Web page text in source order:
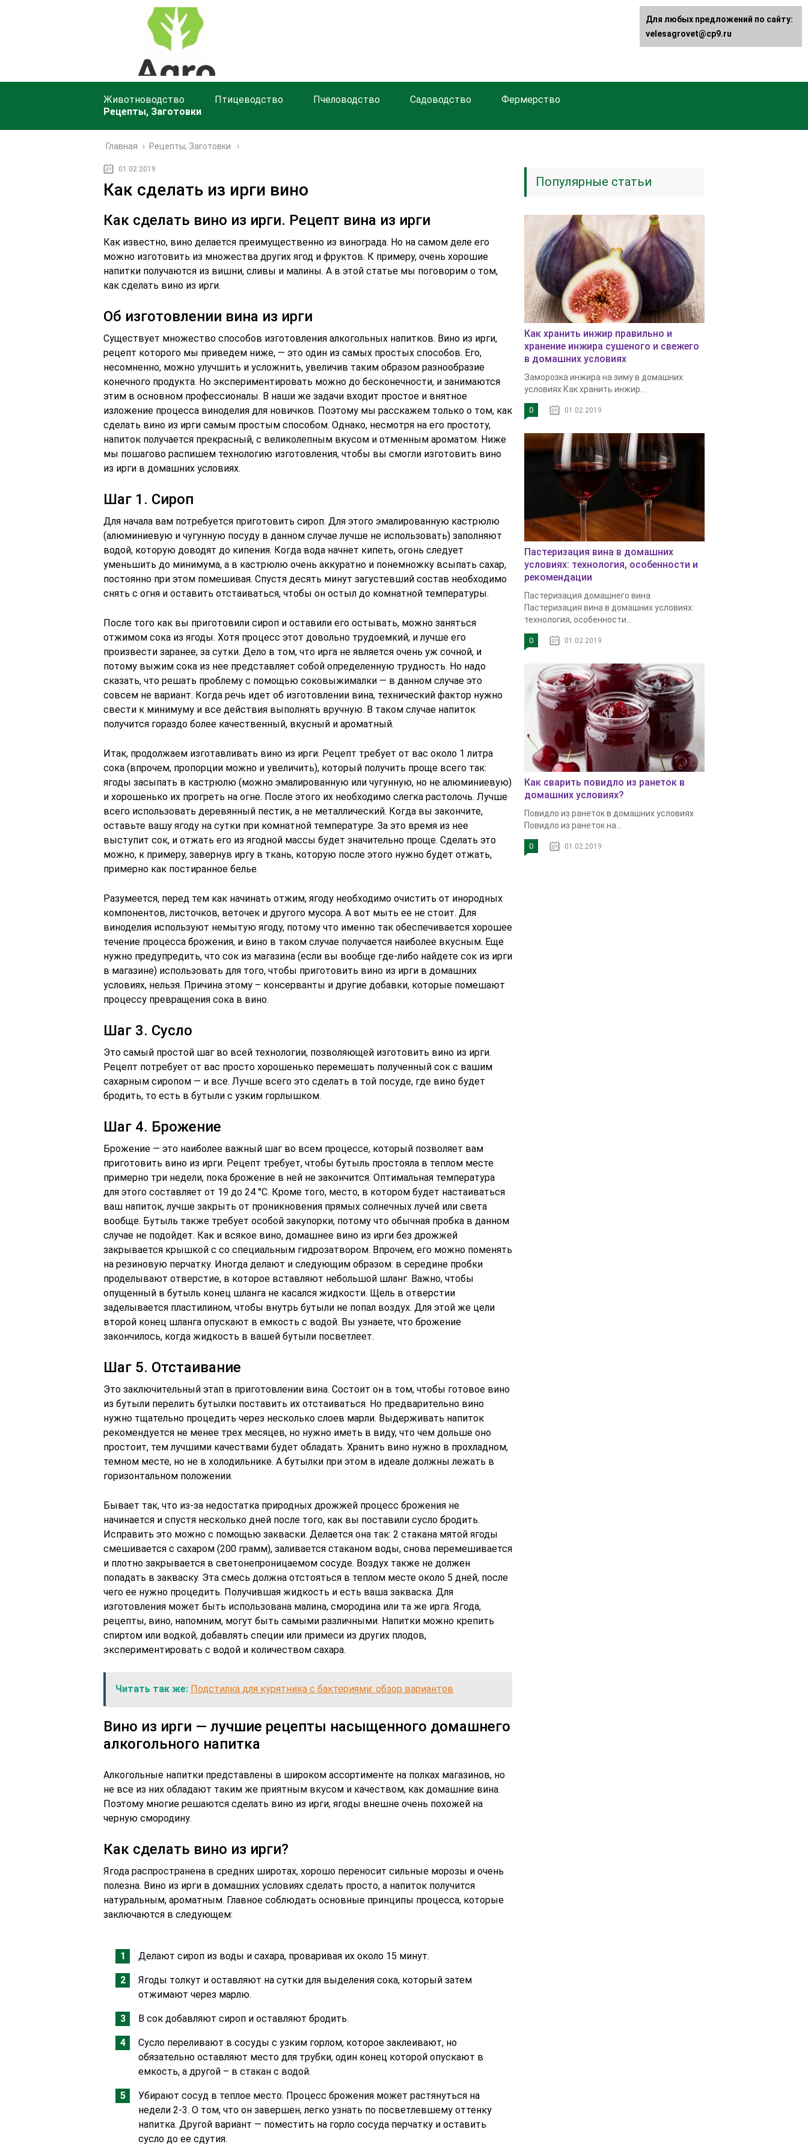
Животноводство Птицеводство Пчеловодство Садоводство
Фермерство
Рецепты, Заготовки
Главная › Рецепты, Заготовки
01.02.2019
Как сделать из ирги вино
Как сделать вино из ирги. Рецепт вина из ирги
Как известно, вино делается преимущественно из винограда. Но на самом деле его
можно изготовить из множества других ягод и фруктов. К примеру, очень хорошие
напитки получаются из вишни, сливы и малины. А в этой статье мы поговорим о том,
как сделать вино из ирги.
Об изготовлении вина из ирги
Существует множество способов изготовления алкогольных напитков. Вино из ирги,
рецепт которого мы приведем ниже, — это один из самых простых способов. Его,
несомненно, можно улучшить и усложнить, увеличив таким образом разнообразие
конечного продукта. Но экспериментировать можно до бесконечности, и занимаются
этим в основном профессионалы. В наши же задачи входит простое и внятное
изложение процесса виноделия для новичков. Поэтому мы расскажем только о том, как
сделать вино из ирги самым простым способом. Однако, несмотря на его простоту,
напиток получается прекрасный, с великолепным вкусом и отменным ароматом. Ниже
мы пошагово распишем технологию изготовления, чтобы вы смогли изготовить вино
из ирги в домашних условиях.
Шаг 1. Сироп
Для начала вам потребуется приготовить сироп. Для этого эмалированную кастрюлю
(алюминиевую и чугунную посуду в данном случае лучше не использовать) заполняют
водой, которую доводят до кипения. Когда вода начнет кипеть, огонь следует
уменьшить до минимума, а в кастрюлю очень аккуратно и понемножку всыпать сахар,
постоянно при этом помешивая. Спустя десять минут загустевший состав необходимо
снять с огня и оставить отстаиваться, чтобы он остыл до комнатной температуры.
После того как вы приготовили сироп и оставили его остывать, можно заняться
отжимом сока из ягоды. Хотя процесс этот довольно трудоемкий, и лучше его
произвести заранее, за сутки. Дело в том, что ирга не является очень уж сочной, и
потому выжим сока из нее представляет собой определенную трудность. Но надо
сказать, что решать проблему с помощью соковыжималки — в данном случае это
совсем не вариант. Когда речь идет об изготовлении вина, технический фактор нужно
свести к минимуму и все действия выполнять вручную. В таком случае напиток
получится гораздо более качественный, вкусный и ароматный.
Итак, продолжаем изготавливать вино из ирги. Рецепт требует от вас около 1 литра
сока (впрочем, пропорции можно и увеличить), который получить проще всего так:
ягоды засыпать в кастрюлю (можно эмалированную или чугунную, но не алюминиевую)
и хорошенько их прогреть на огне. После этого их необходимо слегка растолочь. Лучше
всего использовать деревянный пестик, а не металлический. Когда вы закончите,
оставьте вашу ягоду на сутки при комнатной температуре. За это время из нее
выступит сок, и отжать его из ягодной массы будет значительно проще. Сделать это
можно, к примеру, завернув иргу в ткань, которую после этого нужно будет отжать,
примерно как постиранное белье.
Разумеется, перед тем как начинать отжим, ягоду необходимо очистить от инородных
компонентов, листочков, веточек и другого мусора. А вот мыть ее не стоит. Для
виноделия используют немытую ягоду, потому что именно так обеспечивается хорошее
течение процесса брожения, и вино в таком случае получается наиболее вкусным. Еще
нужно предупредить, что сок из магазина (если вы вообще где-либо найдете сок из ирги
в магазине) использовать для того, чтобы приготовить вино из ирги в домашних
условиях, нельзя. Причина этому – консерванты и другие добавки, которые помешают
процессу превращения сока в вино.
Шаг 3. Сусло
Это самый простой шаг во всей технологии, позволяющей изготовить вино из ирги.
Рецепт потребует от вас просто хорошенько перемешать полученный сок с вашим
сахарным сиропом — и все. Лучше всего это сделать в той посуде, где вино будет
бродить, то есть в бутыли с узким горлышком.
Шаг 4. Брожение
Брожение — это наиболее важный шаг во всем процессе, который позволяет вам
приготовить вино из ирги. Рецепт требует, чтобы бутыль простояла в теплом месте
примерно три недели, пока брожение в ней не закончится. Оптимальная температура
для этого составляет от 19 до 24 °С. Кроме того, место, в котором будет настаиваться
ваш напиток, лучше закрыть от проникновения прямых солнечных лучей или света
вообще. Бутыль также требует особой закупорки, потому что обычная пробка в данном
случае не подойдет. Как и всякое вино, домашнее вино из ирги без дрожжей
закрывается крышкой с со специальным гидрозатвором. Впрочем, его можно поменять
на резиновую перчатку. Иногда делают и следующим образом: в середине пробки
проделывают отверстие, в которое вставляют небольшой шланг. Важно, чтобы
опущенный в бутыль конец шланга не касался жидкости. Щель в отверстии
заделывается пластилином, чтобы внутрь бутыли не попал воздух. Для этой же цели
второй конец шланга опускают в емкость с водой. Вы узнаете, что брожение
закончилось, когда жидкость в вашей бутыли посветлеет.
Шаг 5. Отстаивание
Это заключительный этап в приготовлении вина. Состоит он в том, чтобы готовое вино
из бутыли перелить бутылки поставить их отстаиваться. Но предварительно вино
нужно тщательно процедить через несколько слоев марли. Выдерживать напиток
рекомендуется не менее трех месяцев, но нужно иметь в виду, что чем дольше оно
простоит, тем лучшими качествами будет обладать. Хранить вино нужно в прохладном,
темном месте, но не в холодильнике. А бутылки при этом в идеале должны лежать в
горизонтальном положении.
Бывает так, что из-за недостатка природных дрожжей процесс брожения не
начинается и спустя несколько дней после того, как вы поставили сусло бродить.
Исправить это можно с помощью закваски. Делается она так: 2 стакана мятой ягоды
смешивается с сахаром (200 грамм), заливается стаканом воды, снова перемешивается
и плотно закрывается в светонепроницаемом сосуде. Воздух также не должен
попадать в закваску. Эта смесь должна отстояться в теплом месте около 5 дней, после
чего ее нужно процедить. Получившая жидкость и есть ваша закваска. Для
изготовления может быть использована малина, смородина или та же ирга. Ягода,
рецепты, вино, напомним, могут быть самыми различными. Напитки можно крепить
спиртом или водкой, добавлять специи или примеси из других плодов,
экспериментировать с водой и количеством сахара.
Читать так же: Подстилка для курятника с бактериями: обзор вариантов
Вино из ирги — лучшие рецепты насыщенного домашнего
алкогольного напитка
Алкогольные напитки представлены в широком ассортименте на полках магазинов, но
не все из них обладают таким же приятным вкусом и качеством, как домашние вина.
Поэтому многие решаются сделать вино из ирги, ягоды внешне очень похожей на
черную смородину.
Как сделать вино из ирги?
Ягода распространена в средних широтах, хорошо переносит сильные морозы и очень
полезна. Вино из ирги в домашних условиях сделать просто, а напиток получится
натуральным, ароматным. Главное соблюдать основные принципы процесса, которые
заключаются в следующем:
Делают сироп из воды и сахара, проваривая их около 15 минут.
Ягоды толкут и оставляют на сутки для выделения сока, который затем
отжимают через марлю.
В сок добавляют сироп и оставляют бродить.
Сусло переливают в сосуды с узким горлом, которое заклеивают, но
обязательно оставляют место для трубки, один конец которой опускают в
емкость, а другой – в стакан с водой.
Убирают сосуд в теплое место. Процесс брожения может растянуться на
недели 2-3. О том, что он завершен, легко узнать по посветлевшему оттенку
напитка. Другой вариант — поместить на горло сосуда перчатку и оставить
сусло до ее сдутия.
Популярные статьи
Как хранить инжир правильно и
хранение инжира сушеного и свежего
в домашних условиях
Заморозка инжира на зиму в домашних
условиях Как хранить инжир...
0 01.02.2019
Пастеризация вина в домашних
условиях: технология, особенности и
рекомендации
Пастеризация домашнего вина
Пастеризация вина в домашних условиях:
технология, особенности...
0 01.02.2019
Как сварить повидло из ранеток в
домашних условиях?
Повидло из ранеток в домашних условиях
Повидло из ранеток на...
0 01.02.2019
Для любых предложений по сайту:
velesagrovet@cp9.ru